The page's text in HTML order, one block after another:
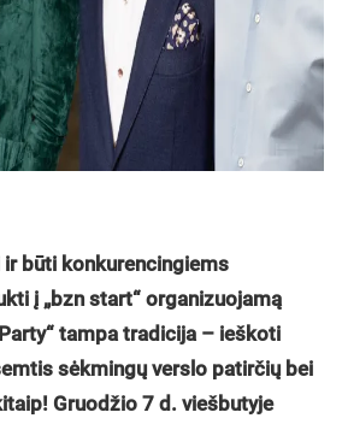
būti konkurencingiems
į „bzn start“ organizuojamą
“ tampa tradicija – ieškoti
sėkmingų verslo patirčių bei
Gruodžio 7 d. viešbutyje